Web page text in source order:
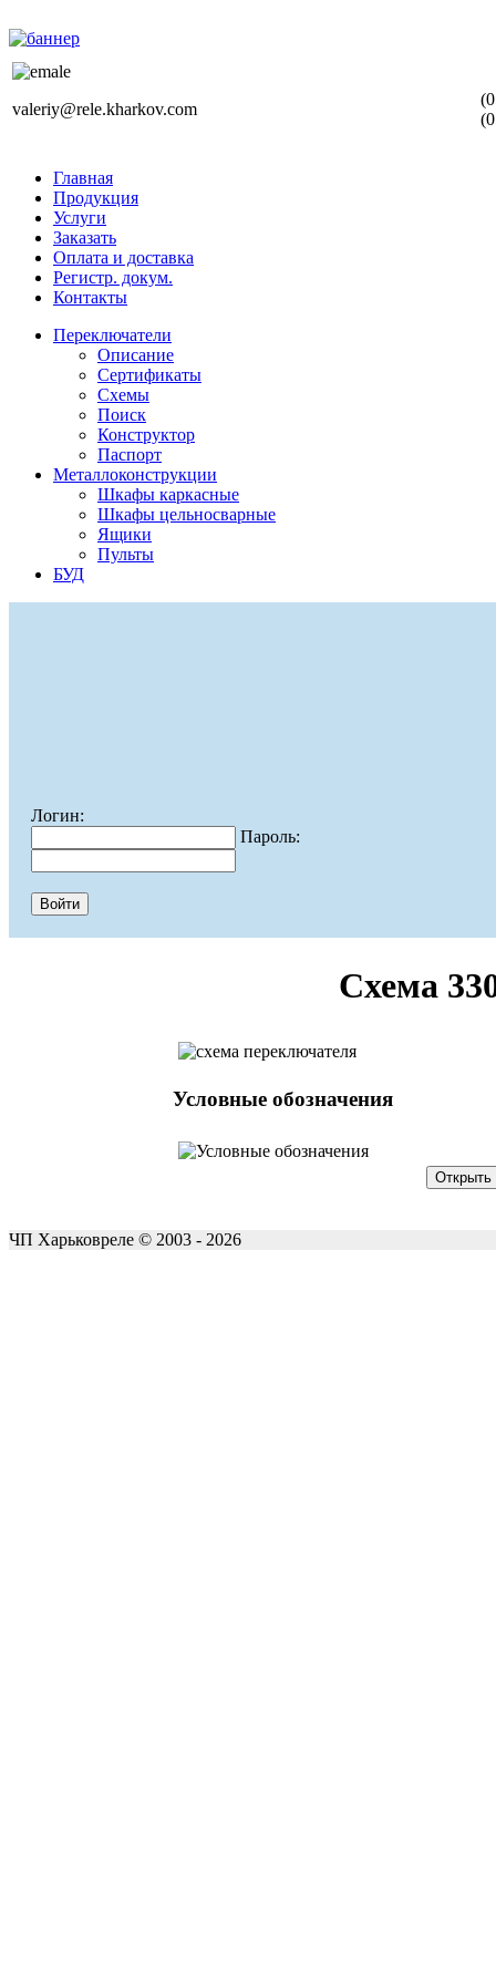
valeriy@rele.kharkov.com
Главная
Продукция
Услуги
Заказать
Оплата и доставка
Регистр. докум.
Контакты
Переключатели
Описание
Сертификаты
Схемы
Поиск
Конструктор
Паспорт
Металлоконструкции
Шкафы каркасные
Шкафы цельносварные
Ящики
Пульты
БУД
Логин:
Пароль:
Схема
Условные обозначения
ЧП Харьковреле © 2003 - 2026